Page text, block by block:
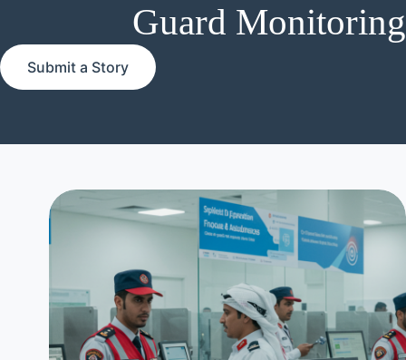
Guard Monitoring
Submit a Story